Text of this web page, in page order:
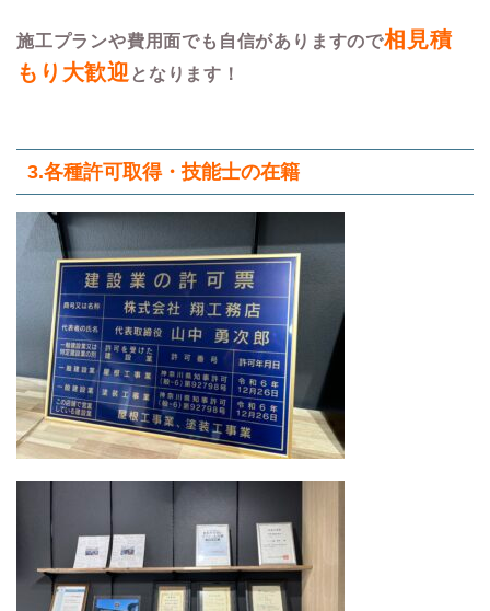
施工プランや費用面でも自信がありますので相見積
もり大歓迎 となります！
3.各種許可取得・技能士の在籍